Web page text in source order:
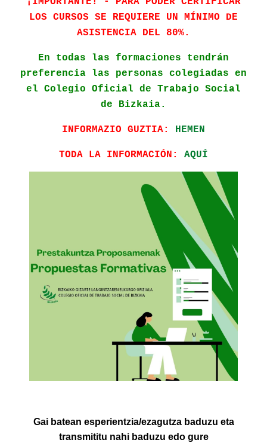
LOS CURSOS SE REQUIERE UN MÍNIMO DE
ASISTENCIA DEL 80%.
En todas las formaciones tendrán
preferencia las personas colegiadas en
el Colegio Oficial de Trabajo Social
de Bizkaia.
INFORMAZIO GUZTIA: HEMEN
TODA LA INFORMACIÓN: AQUÍ
Gai batean esperientzia/ezagutza baduzu eta
transmititu nahi baduzu edo gure